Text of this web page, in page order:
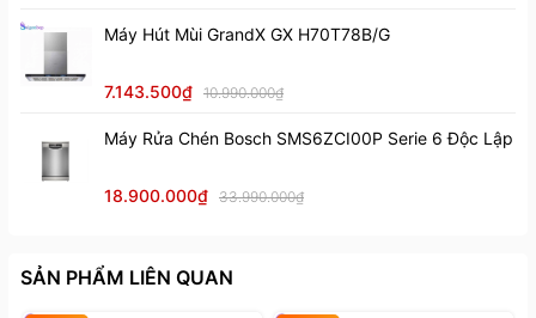
Một số đặc điểm nổi bật
3. Hướng dẫn vệ sinh và bảo quản
Máy Hút Mùi GrandX GX H70T78B/G
7.143.500₫ 10.990.000₫
Máy Rửa Chén Bosch SMS6ZCI00P Serie 6 Độc Lập
18.900.000₫ 33.990.000₫
SẢN PHẨM LIÊN QUAN